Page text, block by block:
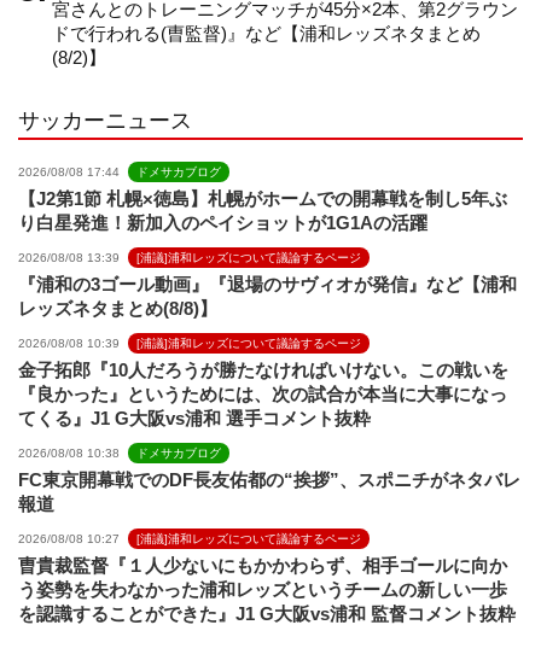
e
宮さんとのトレーニングマッチが45分×2本、第2グラウン
ドで行われる(曺監督)』など【浦和レッズネタまとめ
(8/2)】
サッカーニュース
2026/08/08 17:44 ドメサカブログ
【J2第1節 札幌×徳島】札幌がホームでの開幕戦を制し5年ぶ
り白星発進！新加入のペイショットが1G1Aの活躍
2026/08/08 13:39 [浦議]浦和レッズについて議論するページ
『浦和の3ゴール動画』『退場のサヴィオが発信』など【浦和
レッズネタまとめ(8/8)】
2026/08/08 10:39 [浦議]浦和レッズについて議論するページ
金子拓郎『10人だろうが勝たなければいけない。この戦いを
『良かった』というためには、次の試合が本当に大事になっ
てくる』J1 G大阪vs浦和 選手コメント抜粋
2026/08/08 10:38 ドメサカブログ
FC東京開幕戦でのDF長友佑都の“挨拶”、スポニチがネタバレ
報道
2026/08/08 10:27 [浦議]浦和レッズについて議論するページ
曺貴裁監督『１人少ないにもかかわらず、相手ゴールに向か
う姿勢を失わなかった浦和レッズというチームの新しい一歩
を認識することができた』J1 G大阪vs浦和 監督コメント抜粋